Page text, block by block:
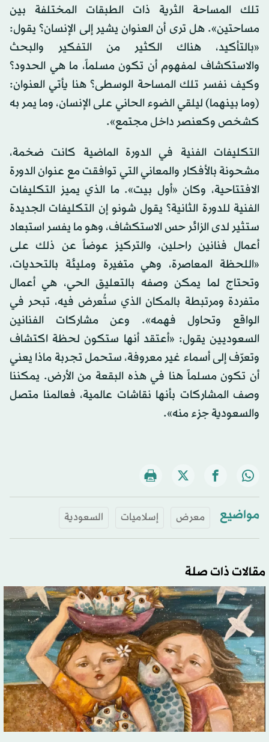
تلك المساحة الثرية ذات الطبقات المختلفة بين
مساحتين». هل ترى أن العنوان يشير إلى الإنسان؟ يقول:
«بالتأكيد، هناك الكثير من التفكير والبحث
والاستكشاف لمفهوم أن تكون مسلماً، ما هي الحدود؟
وكيف نفسر تلك المساحة الوسطى؟ هنا يأتي العنوان:
(وما بينهما) ليلقي الضوء الحاني على الإنسان، وما يمر به
كشخص وكعنصر داخل مجتمع».
التكليفات الفنية في الدورة الماضية كانت ضخمة،
مشحونة بالأفكار والمعاني التي توافقت مع عنوان الدورة
الافتتاحية، وكان «أول بيت». ما الذي يميز التكليفات
الفنية للدورة الثانية؟ يقول شونو إن التكليفات الجديدة
ستثير لدى الزائر حس الاستكشاف، وهو ما يفسر استبعاد
أعمال فنانين راحلين، والتركيز عوضاً عن ذلك على
«اللحظة المعاصرة، وهي متغيرة ومليئة بالتحديات،
وتحتاج لما يمكن وصفه بالتعليق الحي، هي أعمال
متفردة ومرتبطة بالمكان الذي ستُعرض فيه، تبحر في
الواقع وتحاول فهمه». وعن مشاركات الفنانين
السعوديين يقول: «أعتقد أنها ستكون لحظة اكتشاف
وتعرّف إلى أسماء غير معروفة، ستحمل تجربة ماذا يعني
أن تكون مسلماً هنا في هذه البقعة من الأرض. يمكننا
وصف المشاركات بأنها نقاشات عالمية، فعالمنا متصل
والسعودية جزء منه».
مواضيع معرض إسلاميات السعودية
مقالات ذات صلة